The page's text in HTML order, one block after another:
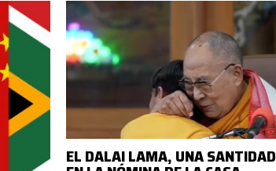
EL DALAI LAMA, UNA SANTIDAD